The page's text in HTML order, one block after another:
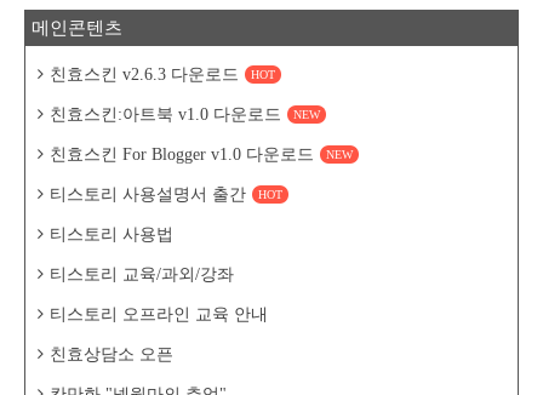
메인콘텐츠
친효스킨 v2.6.3 다운로드 HOT
친효스킨:아트북 v1.0 다운로드 NEW
친효스킨 For Blogger v1.0 다운로드 NEW
티스토리 사용설명서 출간 HOT
티스토리 사용법
티스토리 교육/과외/강좌
티스토리 오프라인 교육 안내
친효상담소 오픈